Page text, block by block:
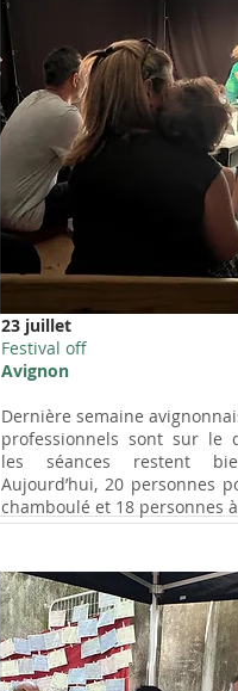
23 juillet
Festival off
Avignon
Dernière semaine
professionnels sont sur le
les séances restent
Aujourd’hui, 20 personnes
chamboulé et 18 personnes à